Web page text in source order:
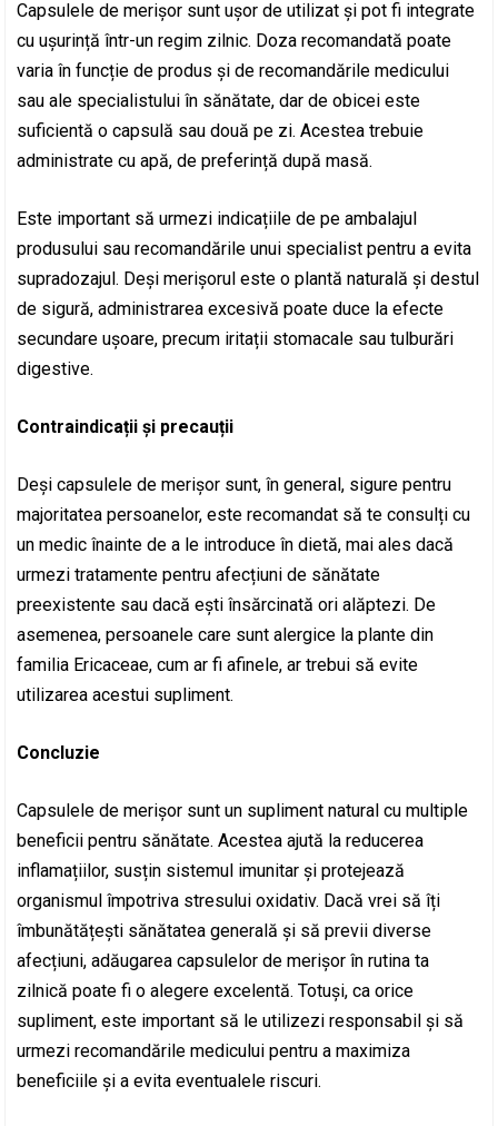
Capsulele de merișor sunt ușor de utilizat și pot fi integrate
cu ușurință într-un regim zilnic. Doza recomandată poate
varia în funcție de produs și de recomandările medicului
sau ale specialistului în sănătate, dar de obicei este
suficientă o capsulă sau două pe zi. Acestea trebuie
administrate cu apă, de preferință după masă.
Este important să urmezi indicațiile de pe ambalajul
produsului sau recomandările unui specialist pentru a evita
supradozajul. Deși merișorul este o plantă naturală și destul
de sigură, administrarea excesivă poate duce la efecte
secundare ușoare, precum iritații stomacale sau tulburări
digestive.
Contraindicații și precauții
Deși capsulele de merișor sunt, în general, sigure pentru
majoritatea persoanelor, este recomandat să te consulți cu
un medic înainte de a le introduce în dietă, mai ales dacă
urmezi tratamente pentru afecțiuni de sănătate
preexistente sau dacă ești însărcinată ori alăptezi. De
asemenea, persoanele care sunt alergice la plante din
familia Ericaceae, cum ar fi afinele, ar trebui să evite
utilizarea acestui supliment.
Concluzie
Capsulele de merișor sunt un supliment natural cu multiple
beneficii pentru sănătate. Acestea ajută la reducerea
inflamațiilor, susțin sistemul imunitar și protejează
organismul împotriva stresului oxidativ. Dacă vrei să îți
îmbunătățești sănătatea generală și să previi diverse
afecțiuni, adăugarea capsulelor de merișor în rutina ta
zilnică poate fi o alegere excelentă. Totuși, ca orice
supliment, este important să le utilizezi responsabil și să
urmezi recomandările medicului pentru a maximiza
beneficiile și a evita eventualele riscuri.